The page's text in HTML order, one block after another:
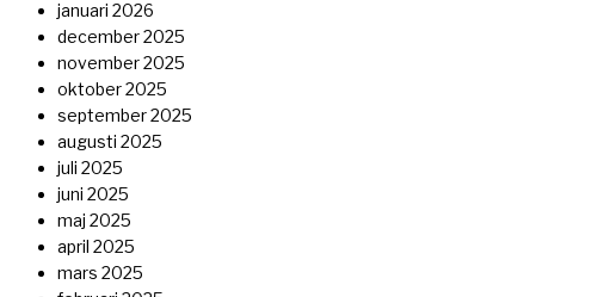
januari 2026
december 2025
november 2025
oktober 2025
september 2025
augusti 2025
juli 2025
juni 2025
maj 2025
april 2025
mars 2025